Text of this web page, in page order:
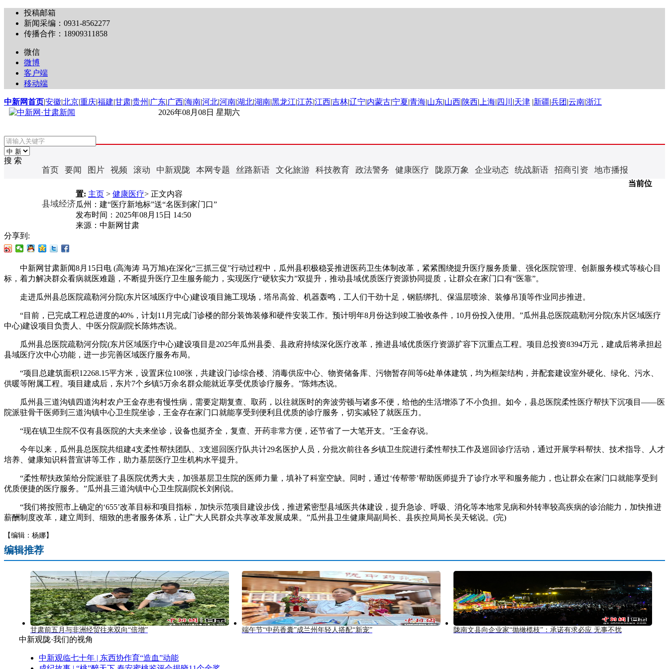
投稿邮箱
新闻采编：0931-8562277
传播合作：18909311858
微信
微博
客户端
移动端
中新网首页|安徽|北京|重庆|福建|甘肃|贵州 |广东|广西|海南|河北|河南|湖北|湖南|黑龙江|江苏|江西|吉林|辽宁|内蒙古|宁夏|青海|山东|山西|陕西| 上海| 四川 |天津 |新疆|兵团 |云南|浙江
2026年08月08日 星期六
搜 索
首页 要闻 图片 视频 滚动 中新观陇 本网专题 丝路新语 文化旅游 科技教育 政法警务 健康医疗 陇原万象 企业动态 统战新语 招商引资 地市播报
县域经济
当前位
置: 主页 > 健康医疗> 正文内容
瓜州：建“医疗新地标”送“名医到家门口”
发布时间： 2025年08月15日 14:50
来源： 中新网甘肃
分享到:
中新网甘肃新闻8月15日电 (高海涛 马万旭)在深化“三抓三促”行动过程中，瓜州县积极稳妥推进医药卫生体制改革，紧紧围绕提升医疗服务质量、强化医院管理、创新服务模式等核心目
标，着力解决群众看病就医难题，不断提升医疗卫生服务能力，实现医疗“硬软实力”双提升，推动县域优质医疗资源协同提质，让群众在家门口有“医靠”。
走进瓜州县总医院疏勒河分院(东片区域医疗中心)建设项目施工现场，塔吊高耸、机器轰鸣，工人们干劲十足，钢筋绑扎、保温层喷涂、装修吊顶等作业同步推进。
“目前，已完成工程总进度的40%，计划11月完成门诊楼的部分装饰装修和硬件安装工作。预计明年8月份达到竣工验收条件，10月份投入使用。”瓜州县总医院疏勒河分院(东片区域医疗
中心)建设项目负责人、中医分院副院长陈炜杰说。
瓜州县总医院疏勒河分院(东片区域医疗中心)建设项目是2025年瓜州县委、县政府持续深化医疗改革，推进县域优质医疗资源扩容下沉重点工程。项目总投资8394万元，建成后将承担起
县域医疗次中心功能，进一步完善区域医疗服务布局。
“项目总建筑面积12268.15平方米，设置床位108张，共建设门诊综合楼、消毒供应中心、物资储备库、污物暂存间等6处单体建筑，均为框架结构，并配套建设室外硬化、绿化、污水、
供暖等附属工程。项目建成后，东片7个乡镇5万余名群众能就近享受优质诊疗服务。”陈炜杰说。
瓜州县三道沟镇四道沟村农户王金存患有慢性病，需要定期复查、取药，以往就医时的奔波劳顿与诸多不便，给他的生活增添了不小负担。如今，县总医院柔性医疗帮扶下沉项目——医
院派驻骨干医师到三道沟镇中心卫生院坐诊，王金存在家门口就能享受到便利且优质的诊疗服务，切实减轻了就医压力。
“现在镇卫生院不仅有县医院的大夫来坐诊，设备也挺齐全，复查、开药非常方便，还节省了一大笔开支。”王金存说。
今年以来，瓜州县总医院共组建4支柔性帮扶团队、3支巡回医疗队共计29名医护人员，分批次前往各乡镇卫生院进行柔性帮扶工作及巡回诊疗活动，通过开展学科帮扶、技术指导、人才
培养、健康知识科普宣讲等工作，助力基层医疗卫生机构水平提升。
“柔性帮扶政策给分院派驻了县医院优秀大夫，加强基层卫生院的医师力量，填补了科室空缺。同时，通过‘传帮带’帮助医师提升了诊疗水平和服务能力，也让群众在家门口就能享受到
优质便捷的医疗服务。”瓜州县三道沟镇中心卫生院副院长刘刚说。
“我们将按照市上确定的‘655’改革目标和项目指标，加快示范项目建设步伐，推进紧密型县域医共体建设，提升急诊、呼吸、消化等本地常见病和外转率较高疾病的诊治能力，加快推进
薪酬制度改革，建立周到、细致的患者服务体系，让广大人民群众共享改革发展成果。”瓜州县卫生健康局副局长、县疾控局局长吴天铭说。(完)
【编辑：杨娜】
编辑推荐
甘肃前五月与非洲经贸往来双向“倍增” 端午节“中药香囊”成兰州年轻人搭配“新宠” 陇南文县向企业家“抛橄榄枝”：承诺有求必应 无事不扰
中新观陇·我们的视角
中新观临七十年 | 东西协作育“造血”动能